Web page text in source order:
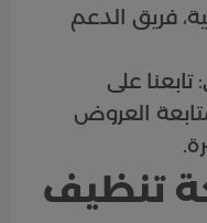
فريق الدعم
على
العروض
تنظيف